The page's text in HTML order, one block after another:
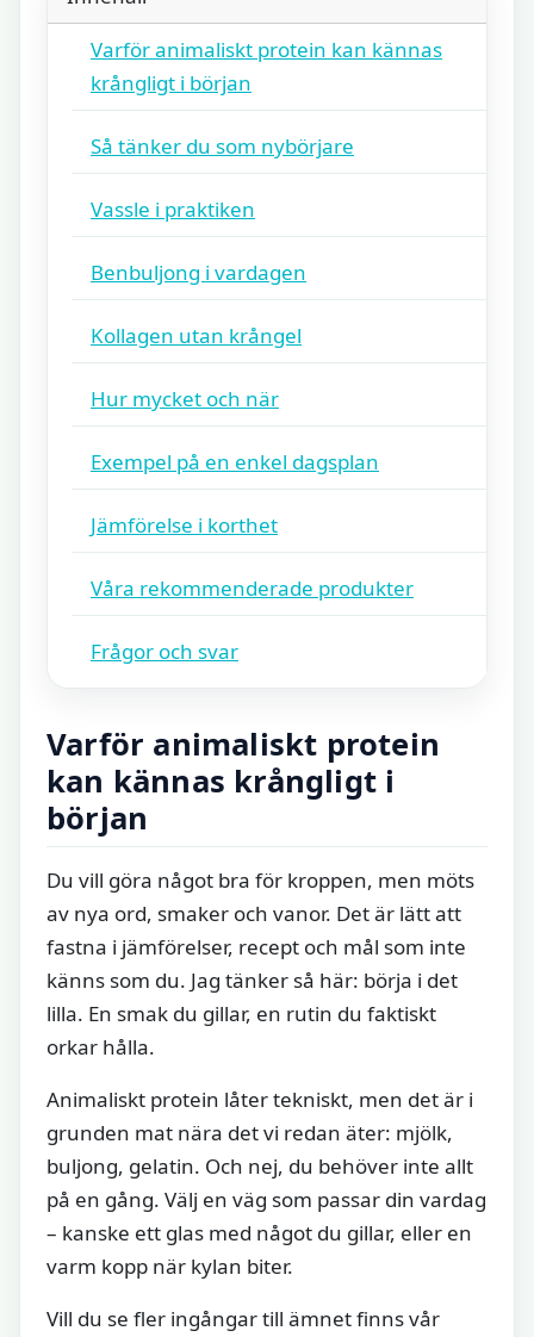
Varför animaliskt protein kan kännas
krångligt i början
Så tänker du som nybörjare
Vassle i praktiken
Benbuljong i vardagen
Kollagen utan krångel
Hur mycket och när
Exempel på en enkel dagsplan
Jämförelse i korthet
Våra rekommenderade produkter
Frågor och svar
Varför animaliskt protein
kan kännas krångligt i
början
Du vill göra något bra för kroppen, men möts
av nya ord, smaker och vanor. Det är lätt att
fastna i jämförelser, recept och mål som inte
känns som du. Jag tänker så här: börja i det
lilla. En smak du gillar, en rutin du faktiskt
orkar hålla.
Animaliskt protein låter tekniskt, men det är i
grunden mat nära det vi redan äter: mjölk,
buljong, gelatin. Och nej, du behöver inte allt
på en gång. Välj en väg som passar din vardag
– kanske ett glas med något du gillar, eller en
varm kopp när kylan biter.
Vill du se fler ingångar till ämnet finns vår